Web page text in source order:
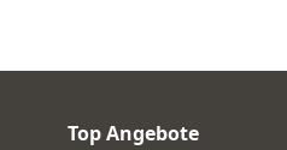
Top Angebote